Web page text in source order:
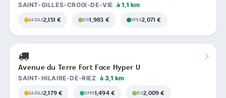
SAINT-GILLES-CROIX-DE-VIE à 1,1 km
GAZOLE2,151 € E101,983 € SP982,071 €
Avenue du Terre Fort Face Hyper U
SAINT-HILAIRE-DE-RIEZ à 3,1 km
GAZOLE2,179 € SP951,494 € E102,009 €